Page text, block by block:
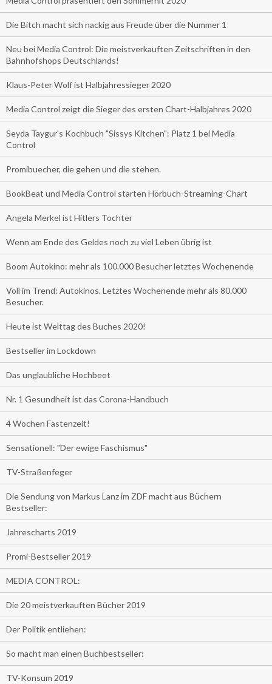
Die Bitch macht sich nackig aus Freude über die Nummer 1
Neu bei Media Control: Die meistverkauften Zeitschriften in den
Bahnhofshops Deutschlands!
Klaus-Peter Wolf ist Halbjahressieger 2020
Media Control zeigt die Sieger des ersten Chart-Halbjahres 2020
Seyda Taygur's Kochbuch "Sissys Kitchen": Platz 1 bei Media
Control
Promibuecher, die gehen und die stehen.
BookBeat und Media Control starten Hörbuch-Streaming-Chart
Angela Merkel ist Hitlers Tochter
Wenn am Ende des Geldes noch zu viel Leben übrig ist
Boom Autokino: mehr als 100.000 Besucher letztes Wochenende
Voll im Trend: Autokinos. Letztes Wochenende mehr als 80.000
Besucher.
Heute ist Welttag des Buches 2020!
Bestseller im Lockdown
Das unglaubliche Hochbeet
Nr. 1 Gesundheit ist das Corona-Handbuch
4 Wochen Fastenzeit!
Sensationell: "Der ewige Faschismus"
TV-Straßenfeger
Die Sendung von Markus Lanz im ZDF macht aus Büchern
Bestseller:
Jahrescharts 2019
Promi-Bestseller 2019
MEDIA CONTROL:
Die 20 meistverkauften Bücher 2019
Der Politik entliehen:
So macht man einen Buchbestseller:
TV-Konsum 2019